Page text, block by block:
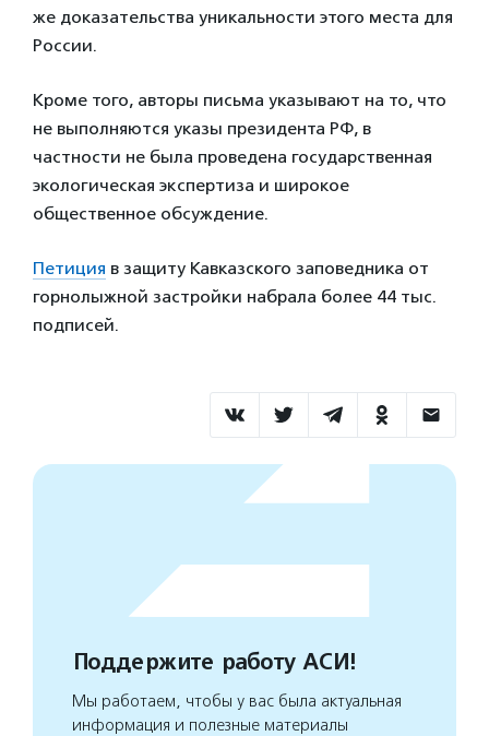
же доказательства уникальности этого места для
России.
Кроме того, авторы письма указывают на то, что
не выполняются указы президента РФ, в
частности не была проведена государственная
экологическая экспертиза и широкое
общественное обсуждение.
Петиция в защиту Кавказского заповедника от
горнолыжной застройки набрала более 44 тыс.
подписей.
Поддержите работу АСИ!
Мы работаем, чтобы у вас была актуальная
информация и полезные материалы